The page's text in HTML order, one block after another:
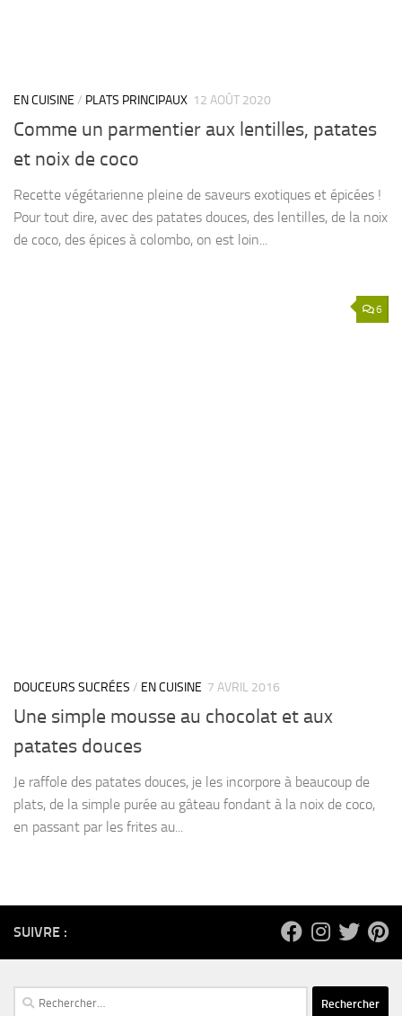
EN CUISINE / PLATS PRINCIPAUX 12 AOÛT 2020
Comme un parmentier aux lentilles, patates
et noix de coco
Recette végétarienne pleine de saveurs exotiques et épicées !
Pour tout dire, avec des patates douces, des lentilles, de la noix
de coco, des épices à colombo, on est loin...
6
DOUCEURS SUCRÉES / EN CUISINE 7 AVRIL 2016
Une simple mousse au chocolat et aux
patates douces
Je raffole des patates douces, je les incorpore à beaucoup de
plats, de la simple purée au gâteau fondant à la noix de coco,
en passant par les frites au...
SUIVRE :
Rechercher :